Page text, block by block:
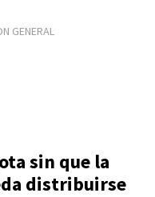
GENERAL
sin que la
distribuirse